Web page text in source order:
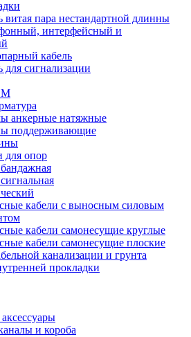
витая пара нестандартной длинны
интерфейсный и
кабель
для сигнализации
анкерные натяжные
поддерживающие
опор
кабели с выносным силовым
кабели самонесущие круглые
кабели самонесущие плоские
канализации и грунта
прокладки
и короба